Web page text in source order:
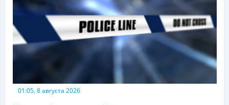
01:05, 8 августа 2026